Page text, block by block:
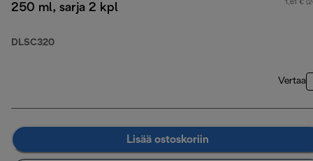
250 ml, sarja 2 kpl
DLSC320
1,61 €
Vertaa
Lisää ostoskoriin